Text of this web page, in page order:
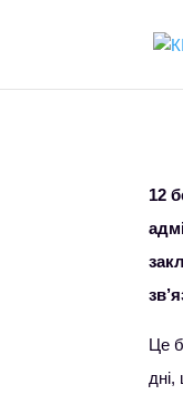
12
Це
дні,